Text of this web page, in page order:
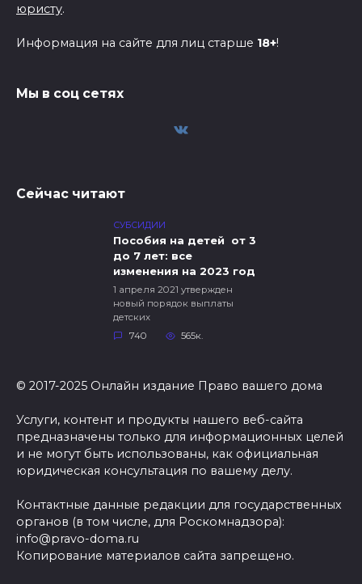
юристу.
Информация на сайте для лиц старше 18+!
Мы в соц сетях
Сейчас читают
СУБСИДИИ
Пособия на детей от 3
до 7 лет: все
изменения на 2023 год
1 апреля 2021 утвержден
новый порядок выплаты
детских
740
565к.
© 2017-2025 Онлайн издание Право вашего дома
Услуги, контент и продукты нашего веб-сайта
предназначены только для информационных целей
и не могут быть использованы, как официальная
юридическая консультация по вашему делу.
Контактные данные редакции для государственных
органов (в том числе, для Роскомнадзора):
info@pravo-doma.ru
Копирование материалов сайта запрещено.